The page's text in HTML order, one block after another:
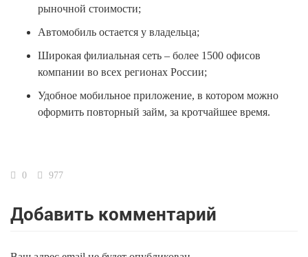
рыночной стоимости;
Автомобиль остается у владельца;
Широкая филиальная сеть – более 1500 офисов
компании во всех регионах России;
Удобное мобильное приложение, в котором можно
оформить повторный займ, за кротчайшее время.
0 977
Добавить комментарий